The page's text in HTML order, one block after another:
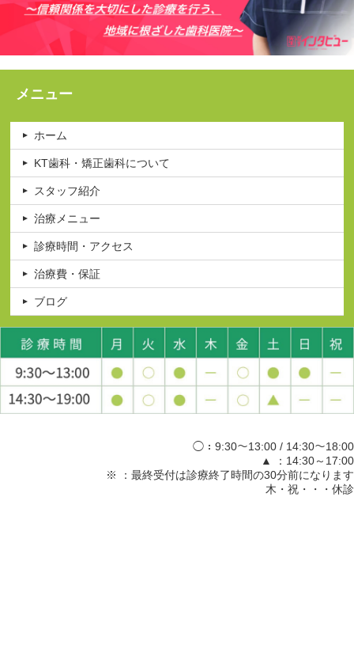
メニュー
ホーム
KT歯科・矯正歯科について
スタッフ紹介
治療メニュー
診療時間・アクセス
治療費・保証
ブログ
◯：9:30～13:00 / 14:30～18:00
▲ ：14:30～17:00
※ ：最終受付は診療終了時間の30分前になります
木・祝・・・休診